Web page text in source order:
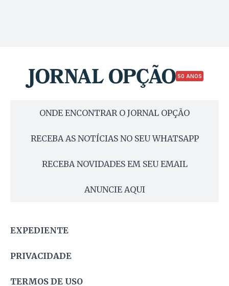
50 ANOS
ONDE ENCONTRAR O JORNAL OPÇÃO
RECEBA AS NOTÍCIAS NO SEU WHATSAPP
RECEBA NOVIDADES EM SEU EMAIL
ANUNCIE AQUI
EXPEDIENTE
PRIVACIDADE
TERMOS DE USO